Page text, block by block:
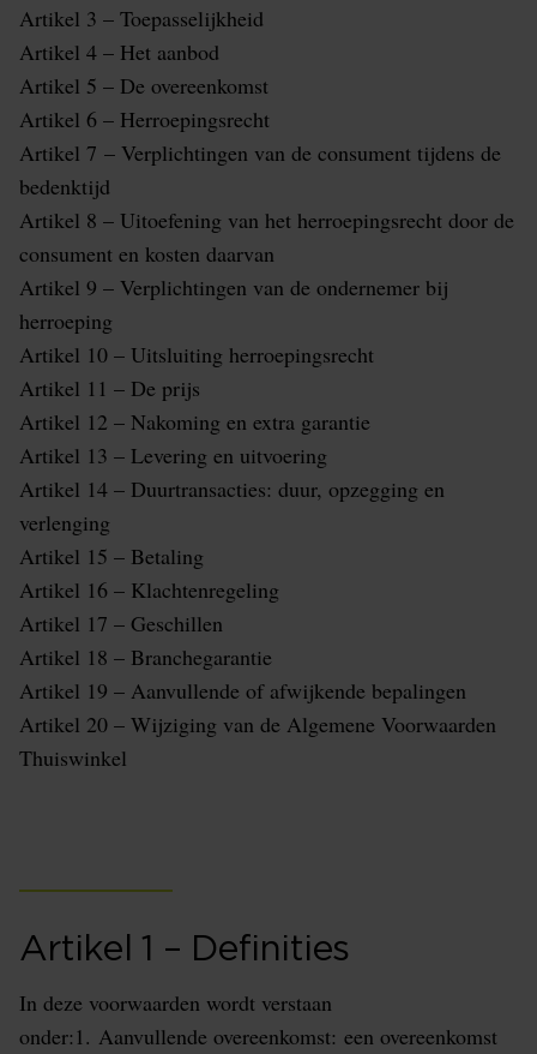
Artikel 3 – Toepasselijkheid
Artikel 4 – Het aanbod
Artikel 5 – De overeenkomst
Artikel 6 – Herroepingsrecht
Artikel 7 – Verplichtingen van de consument tijdens de
bedenktijd
Artikel 8 – Uitoefening van het herroepingsrecht door de
consument en kosten daarvan
Artikel 9 – Verplichtingen van de ondernemer bij
herroeping
Artikel 10 – Uitsluiting herroepingsrecht
Artikel 11 – De prijs
Artikel 12 – Nakoming en extra garantie
Artikel 13 – Levering en uitvoering
Artikel 14 – Duurtransacties: duur, opzegging en
verlenging
Artikel 15 – Betaling
Artikel 16 – Klachtenregeling
Artikel 17 – Geschillen
Artikel 18 – Branchegarantie
Artikel 19 – Aanvullende of afwijkende bepalingen
Artikel 20 – Wijziging van de Algemene Voorwaarden
Thuiswinkel
Artikel 1 – Definities
In deze voorwaarden wordt verstaan
onder:1. Aanvullende overeenkomst: een overeenkomst